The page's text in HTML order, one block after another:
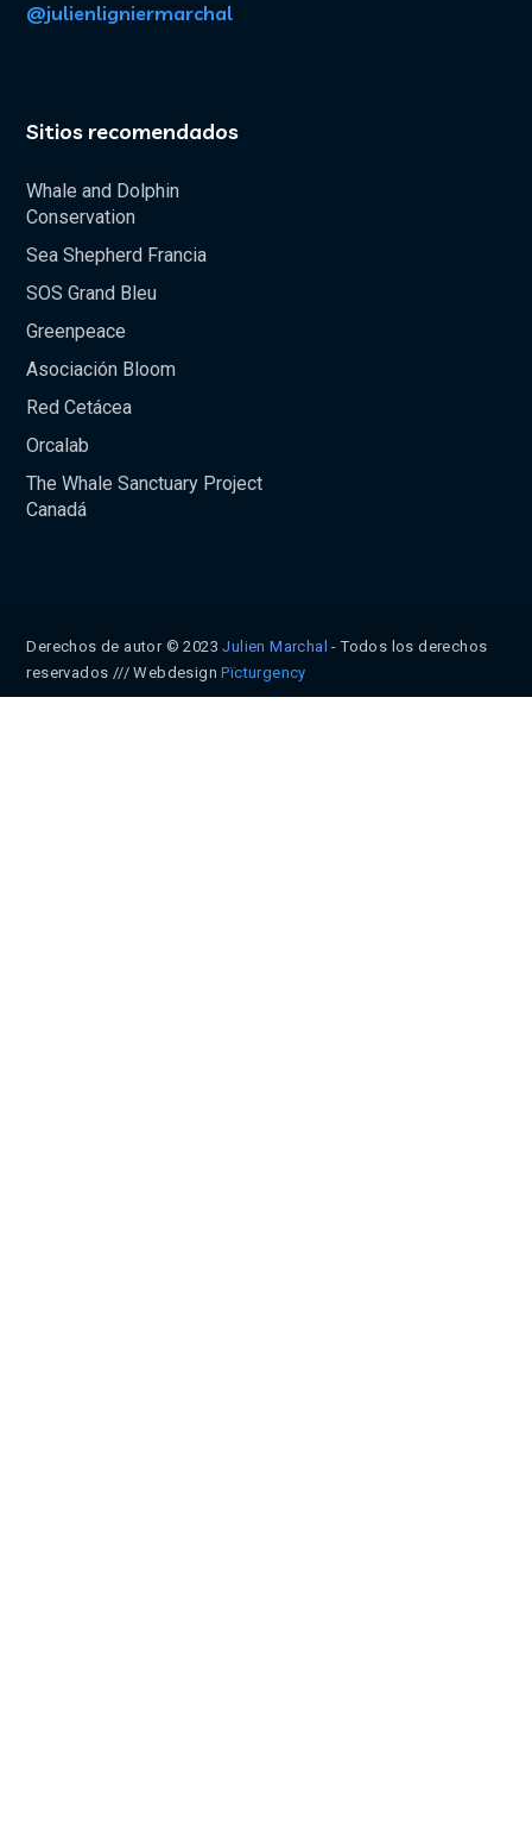
@julienligniermarchal
Sitios recomendados
Whale and Dolphin
Conservation
Sea Shepherd Francia
SOS Grand Bleu
Greenpeace
Asociación Bloom
Red Cetácea
Orcalab
The Whale Sanctuary Project
Canadá
Derechos de autor © 2023Julien Marchal - Todos los derechos
reservados /// WebdesignPïcturgency